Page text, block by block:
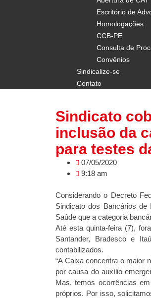
Escritório de
Homologações
CCB-PE
Consulta de
Convênios
Sindicalize-se
Contato
Sindicato
inclusão da
para testes
07/05/2020
9:18 am
Considerando o Decreto
Sindicato dos Bancários
Saúde que a categoria
Até esta quinta-feira (7),
Santander, Bradesco e
contabilizados.
“A Caixa concentra o maior
por causa do auxílio
Mas, temos ocorrências
próprios. Por isso,